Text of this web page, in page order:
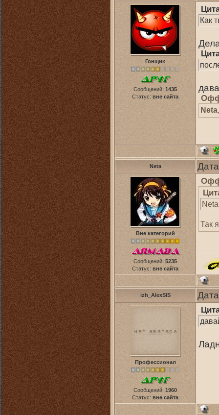
Гонщик
Сообщений: 1435
Статус: вне сайта
Как
Neta
Neta
Вне категорий
Сообщений: 5235
Статус: вне сайта
Так
izh_AlexSIS
Профессионал
Сообщений: 1960
Статус: вне сайта